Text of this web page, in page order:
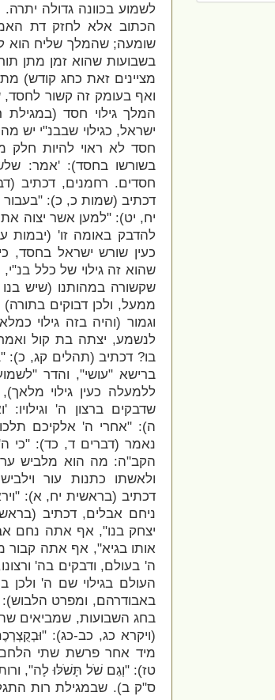
לשמוע בכוונה גדולה יתרה.
הכתוב אלא לחזק דת
שומעה; שהמלך שליח הוא
בשבועות שהוא זמן מתן
מציינים זאת כחג קודש)
ואף בעומק זה קשור
המלך גילוי חסד (במגילת
ישראל, כגילוי שבבנ"י יש
חסד לא ראוי להיות חלק
בשורשו בחסד): 'אמר:
חסדים. רחמנים, דכתיב
דכתיב (שמות כ, כ): "בעבור
יח, יט): "למען אשר יצוה את
להדבק באומה זו' (יבמות
כעין שורש ישראל בחסד,
שהוא זה גילוי של כלל
שקשורה במהותנו (שיש
ממעל, ולכן דבוקים בתורה)
וגמור (והיה בזה גילוי
לנשמע, יצתה בת קול
בו? דכתיב (תהלים קג, כ):
ברישא "עושי", והדר
ללמעלה כעין גילוי
שדבקים ברצון ה' וגילויו: '
ה): "אחרי ה' אלקיכם
נאמר (דברים ד, כד): "כי
הקב"ה: מה הוא מלביש
ולאשתו כתנות עור
דכתיב (בראשית יח, א):
ניחם אבלים, דכתיב
יצחק בנו", אף אתה נחם
אותו בגיא", אף אתה קבור
ה' בעולם, ודבקים בה'
העולם בגילוי שם ה' ולכן
באבודרהם, ומפרט
בחג השבועות, שמביאים
(ויקרא כג, כב-כג):
מיד אחר פרשת שתי הלחם
טז): "וְגַם שֹׁל תָּשֹׁלּוּ לָה", ורות
ס"ק ב). שבמגילת רות